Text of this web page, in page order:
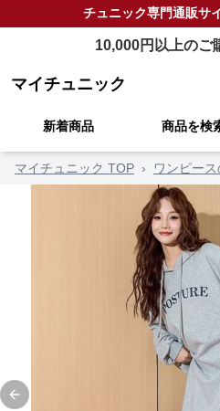
チュニック専門通販サ
10,000円以上のご
マイチュニック
新着商品 商品を検
マイチュニック TOP › ワンピー
Previous slide